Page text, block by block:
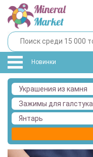
Новинки